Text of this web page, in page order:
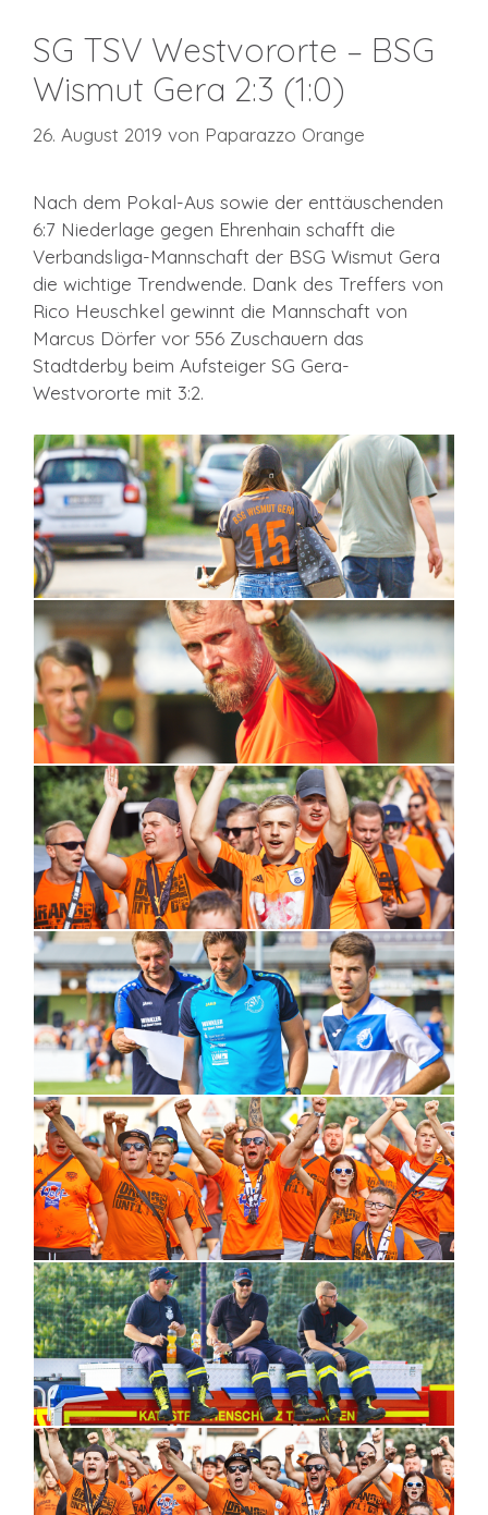
SG TSV Westvororte – BSG
Wismut Gera 2:3 (1:0)
26. August 2019 von Paparazzo Orange
Nach dem Pokal-Aus sowie der enttäuschenden
6:7 Niederlage gegen Ehrenhain schafft die
Verbandsliga-Mannschaft der BSG Wismut Gera
die wichtige Trendwende. Dank des Treffers von
Rico Heuschkel gewinnt die Mannschaft von
Marcus Dörfer vor 556 Zuschauern das
Stadtderby beim Aufsteiger SG Gera-
Westvororte mit 3:2.